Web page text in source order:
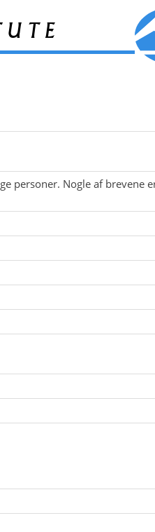
personer. Nogle af brevene